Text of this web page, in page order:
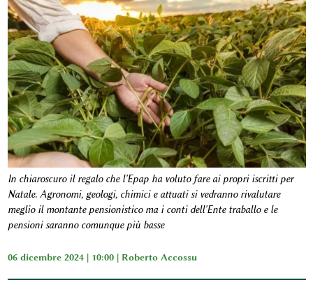
In chiaroscuro il regalo che l'Epap ha voluto fare ai propri iscritti per
Natale. Agronomi, geologi, chimici e attuati si vedranno rivalutare
meglio il montante pensionistico ma i conti dell'Ente traballo e le
pensioni saranno comunque più basse
06 dicembre 2024 | 10:00 | Roberto Accossu